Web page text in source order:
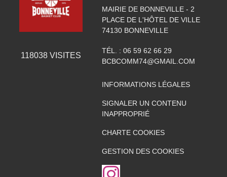
118038VISITES
MAIRIE DE BONNEVILLE - 2
PLACE DE L'HÔTEL DE VILLE
74130 BONNEVILLE
TÉL. : 06 59 62 66 29
BCBCOMM74@GMAIL.COM
INFORMATIONS LÉGALES
SIGNALER UN CONTENU
INAPPROPRIÉ
CHARTE COOKIES
GESTION DES COOKIES